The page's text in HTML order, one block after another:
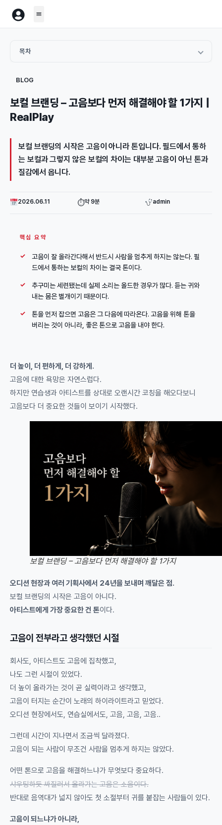
목차
추구미는 힙한데 플레이는 여전히,
필드에서 활동하는 아티스트들의 진짜 고민
자주 묻는 질문
BLOG
보컬 브랜딩 – 고음보다 먼저 해결해야 할 1가지 |
RealPlay
보컬 브랜딩의 시작은 고음이 아니라 톤입니다. 필드에서 통하
는 보컬과 그렇지 않은 보컬의 차이는 대부분 고음이 아닌 톤과
질감에서 옵니다.
2026.06.11 ⏱약 9분 admin
핵심 요약
고음이 잘 올라간다해서 반드시 사람을 멈추게 하지는 않는다. 필
드에서 통하는 보컬의 차이는 결국 톤이다.
추구미는 세련됐는데 실제 소리는 올드한 경우가 많다. 듣는 귀와
내는 몸은 별개이기 때문이다.
톤을 먼저 잡으면 고음은 그 다음에 따라온다. 고음을 위해 톤을
버리는 것이 아니라, 좋은 톤으로 고음을 내야 한다.
더 높이, 더 편하게, 더 강하게.
고음에 대한 욕망은 자연스럽다.
하지만 연습생과 아티스트를 상대로 오랜시간 코칭을 해오다보니
고음보다 더 중요한 것들이 보이기 시작했다.
보컬 브랜딩 – 고음보다 먼저 해결해야 할 1가지
오디션 현장과 여러 기획사에서 24년을 보내며 깨달은 점.
보컬 브랜딩의 시작은 고음이 아니다.
아티스트에게 가장 중요한 건 톤이다.
고음이 전부라고 생각했던 시절
회사도, 아티스트도 고음에 집착했고,
나도 그런 시절이 있었다.
더 높이 올라가는 것이 곧 실력이라고 생각했고,
고음이 터지는 순간이 노래의 하이라이트라고 믿었다.
오디션 현장에서도, 연습실에서도, 고음, 고음, 고음..
그런데 시간이 지나면서 조금씩 달라졌다.
고음이 되는 사람이 무조건 사람을 멈추게 하지는 않았다.
어떤 톤으로 고음을 해결하느냐가 무엇보다 중요하다.
샤우팅하듯 싸질러서 올라가는 고음은 소음이다.
반대로 음역대가 넓지 않아도 첫 소절부터 귀를 붙잡는 사람들이 있다.
고음이 되느냐가 아니라,